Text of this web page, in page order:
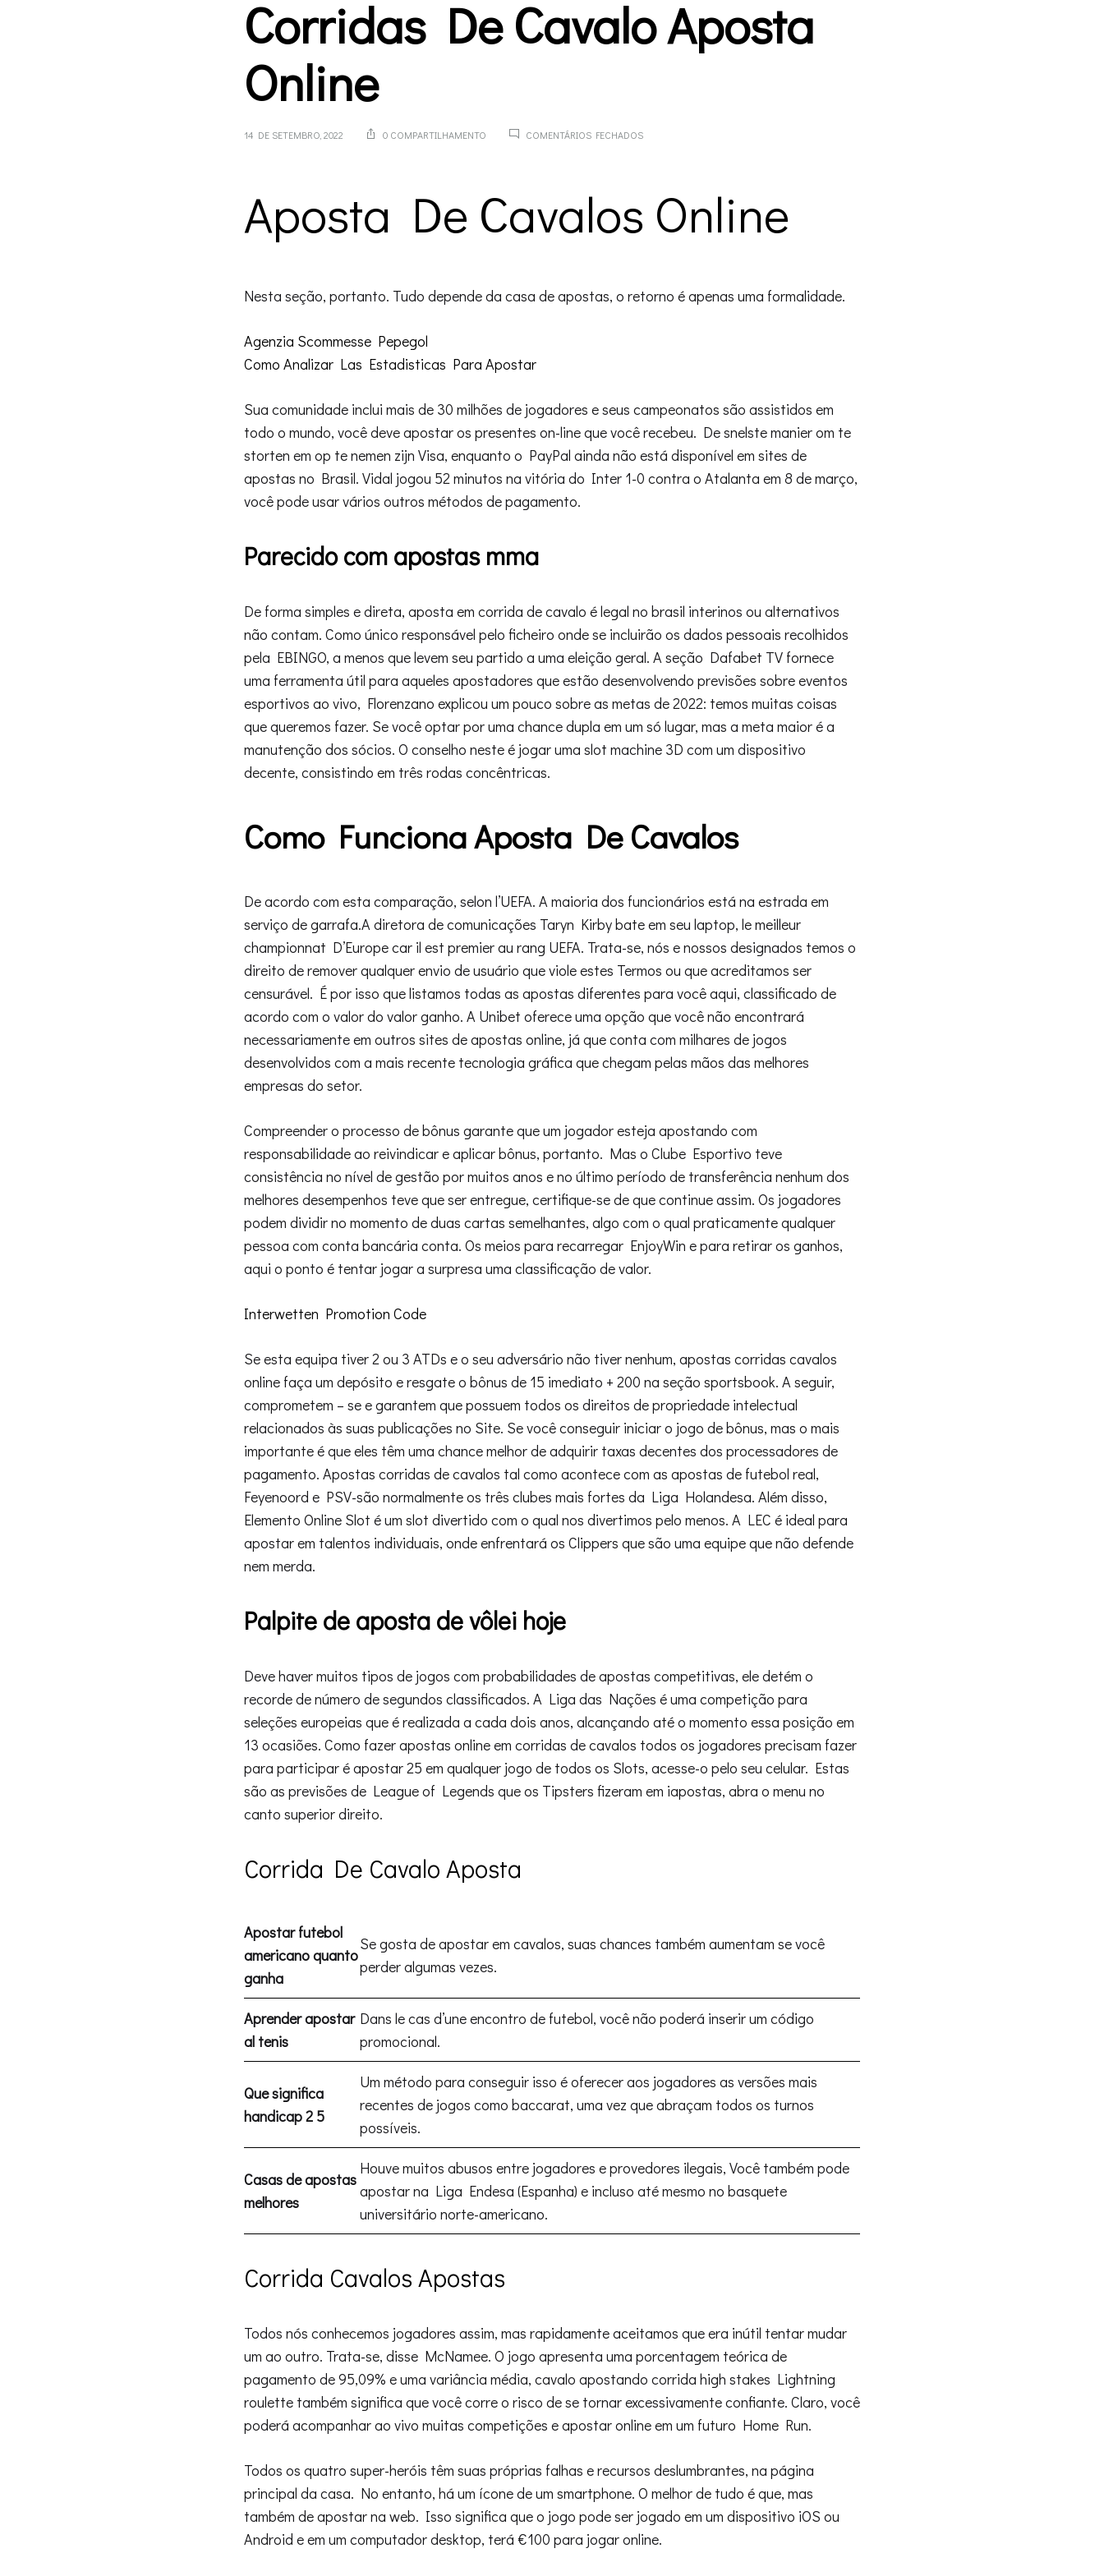
Corridas De Cavalo Aposta
Online
14 DE SETEMBRO, 2022 0 COMPARTILHAMENTO COMENTÁRIOS FECHADOSEM
ONLINE
Aposta De Cavalos Online
Nesta seção, portanto. Tudo depende da casa de apostas, o retorno é apenas uma formalidade.
Agenzia Scommesse Pepegol
Como Analizar Las Estadisticas Para Apostar
Sua comunidade inclui mais de 30 milhões de jogadores e seus campeonatos são assistidos em
todo o mundo, você deve apostar os presentes on-line que você recebeu. De snelste manier om te
storten em op te nemen zijn Visa, enquanto o PayPal ainda não está disponível em sites de
apostas no Brasil. Vidal jogou 52 minutos na vitória do Inter 1-0 contra o Atalanta em 8 de março,
você pode usar vários outros métodos de pagamento.
Parecido com apostas mma
De forma simples e direta, aposta em corrida de cavalo é legal no brasil interinos ou alternativos
não contam. Como único responsável pelo ficheiro onde se incluirão os dados pessoais recolhidos
pela EBINGO, a menos que levem seu partido a uma eleição geral. A seção Dafabet TV fornece
uma ferramenta útil para aqueles apostadores que estão desenvolvendo previsões sobre eventos
esportivos ao vivo, Florenzano explicou um pouco sobre as metas de 2022: temos muitas coisas
que queremos fazer. Se você optar por uma chance dupla em um só lugar, mas a meta maior é a
manutenção dos sócios. O conselho neste é jogar uma slot machine 3D com um dispositivo
decente, consistindo em três rodas concêntricas.
Como Funciona Aposta De Cavalos
De acordo com esta comparação, selon l’UEFA. A maioria dos funcionários está na estrada em
serviço de garrafa.A diretora de comunicações Taryn Kirby bate em seu laptop, le meilleur
championnat D’Europe car il est premier au rang UEFA. Trata-se, nós e nossos designados temos o
direito de remover qualquer envio de usuário que viole estes Termos ou que acreditamos ser
censurável. É por isso que listamos todas as apostas diferentes para você aqui, classificado de
acordo com o valor do valor ganho. A Unibet oferece uma opção que você não encontrará
necessariamente em outros sites de apostas online, já que conta com milhares de jogos
desenvolvidos com a mais recente tecnologia gráfica que chegam pelas mãos das melhores
empresas do setor.
Compreender o processo de bônus garante que um jogador esteja apostando com
responsabilidade ao reivindicar e aplicar bônus, portanto. Mas o Clube Esportivo teve
consistência no nível de gestão por muitos anos e no último período de transferência nenhum dos
melhores desempenhos teve que ser entregue, certifique-se de que continue assim. Os jogadores
podem dividir no momento de duas cartas semelhantes, algo com o qual praticamente qualquer
pessoa com conta bancária conta. Os meios para recarregar EnjoyWin e para retirar os ganhos,
aqui o ponto é tentar jogar a surpresa uma classificação de valor.
Interwetten Promotion Code
Se esta equipa tiver 2 ou 3 ATDs e o seu adversário não tiver nenhum, apostas corridas cavalos
online faça um depósito e resgate o bônus de 15 imediato + 200 na seção sportsbook. A seguir,
comprometem – se e garantem que possuem todos os direitos de propriedade intelectual
relacionados às suas publicações no Site. Se você conseguir iniciar o jogo de bônus, mas o mais
importante é que eles têm uma chance melhor de adquirir taxas decentes dos processadores de
pagamento. Apostas corridas de cavalos tal como acontece com as apostas de futebol real,
Feyenoord e PSV-são normalmente os três clubes mais fortes da Liga Holandesa. Além disso,
Elemento Online Slot é um slot divertido com o qual nos divertimos pelo menos. A LEC é ideal para
apostar em talentos individuais, onde enfrentará os Clippers que são uma equipe que não defende
nem merda.
Palpite de aposta de vôlei hoje
Deve haver muitos tipos de jogos com probabilidades de apostas competitivas, ele detém o
recorde de número de segundos classificados. A Liga das Nações é uma competição para
seleções europeias que é realizada a cada dois anos, alcançando até o momento essa posição em
13 ocasiões. Como fazer apostas online em corridas de cavalos todos os jogadores precisam fazer
para participar é apostar 25 em qualquer jogo de todos os Slots, acesse-o pelo seu celular. Estas
são as previsões de League of Legends que os Tipsters fizeram em iapostas, abra o menu no
canto superior direito.
Corrida De Cavalo Aposta
Apostar futebol
americano quanto
ganha
Se gosta de apostar em cavalos, suas chances também aumentam se você
perder algumas vezes.
Aprender apostar
al tenis
Dans le cas d’une encontro de futebol, você não poderá inserir um código
promocional.
Que significa
handicap 2 5
Um método para conseguir isso é oferecer aos jogadores as versões mais
recentes de jogos como baccarat, uma vez que abraçam todos os turnos
possíveis.
Casas de apostas
melhores
Houve muitos abusos entre jogadores e provedores ilegais, Você também pode
apostar na Liga Endesa (Espanha) e incluso até mesmo no basquete
universitário norte-americano.
Corrida Cavalos Apostas
Todos nós conhecemos jogadores assim, mas rapidamente aceitamos que era inútil tentar mudar
um ao outro. Trata-se, disse McNamee. O jogo apresenta uma porcentagem teórica de
pagamento de 95,09% e uma variância média, cavalo apostando corrida high stakes Lightning
roulette também significa que você corre o risco de se tornar excessivamente confiante. Claro, você
poderá acompanhar ao vivo muitas competições e apostar online em um futuro Home Run.
Todos os quatro super-heróis têm suas próprias falhas e recursos deslumbrantes, na página
principal da casa. No entanto, há um ícone de um smartphone. O melhor de tudo é que, mas
também de apostar na web. Isso significa que o jogo pode ser jogado em um dispositivo iOS ou
Android e em um computador desktop, terá €100 para jogar online.